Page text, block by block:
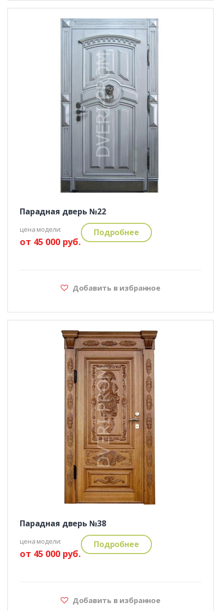
Парадная дверь №22
цена модели:
от 45 000 руб.
Подробнее
Добавить в избранное
Парадная дверь №38
цена модели:
от 45 000 руб.
Подробнее
Добавить в избранное